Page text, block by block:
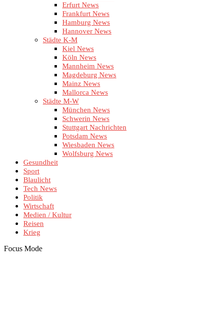
Erfurt News
Frankfurt News
Hamburg News
Hannover News
Städte K-M
Kiel News
Köln News
Mannheim News
Magdeburg News
Mainz News
Mallorca News
Städte M-W
München News
Schwerin News
Stuttgart Nachrichten
Potsdam News
Wiesbaden News
Wolfsburg News
Gesundheit
Sport
Blaulicht
Tech News
Politik
Wirtschaft
Medien / Kultur
Reisen
Krieg
Focus Mode